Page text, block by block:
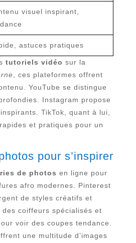
visuel inspirant,
astuces pratiques
tutoriels vidéo sur la
, ces plateformes offrent
YouTube se distingue
Instagram propose
TikTok, quant à lui,
et pratiques pour un
pour s’inspirer
de photos en ligne pour
afro modernes. Pinterest
de styles créatifs et
des coiffeurs spécialisés et
voir des coupes tendance.
une multitude d’images